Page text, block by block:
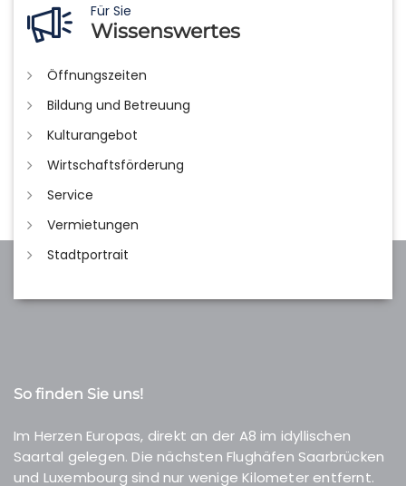
Für Sie
Wissenswertes
Öffnungszeiten
Bildung und Betreuung
Kulturangebot
Wirtschaftsförderung
Service
Vermietungen
Stadtportrait
So finden Sie uns!
Im Herzen Europas, direkt an der A8 im idyllischen
Saartal gelegen. Die nächsten Flughäfen Saarbrücken
und Luxembourg sind nur wenige Kilometer entfernt.